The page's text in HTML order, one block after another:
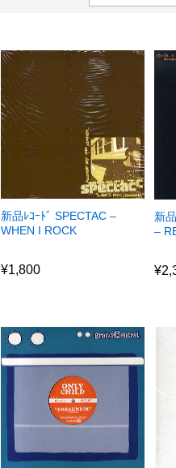
新品ﾚｺｰﾄﾞ SPECTAC –
WHEN I ROCK
¥1,800
新
–
¥